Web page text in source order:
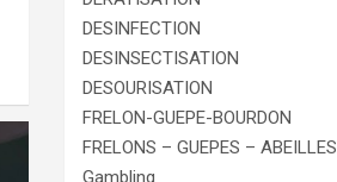
DESINFECTION
DESINSECTISATION
DESOURISATION
FRELON-GUEPE-BOURDON
FRELONS – GUEPES – ABEILLES
Gambling